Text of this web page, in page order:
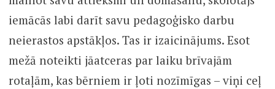
iemācās labi darīt savu pedagoģisko darbu
neierastos apstākļos. Tas ir izaicinājums. Esot
mežā noteikti jāatceras par laiku brīvajām
rotaļām, kas bērniem ir ļoti nozīmīgas – viņi ceļ